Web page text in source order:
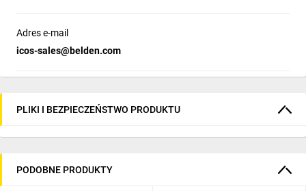
Adres e-mail
icos-sales@belden.com
PLIKI I BEZPIECZEŃSTWO PRODUKTU
PODOBNE PRODUKTY